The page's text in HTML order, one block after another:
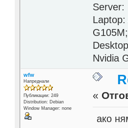
Server:
Nvidia
wfw
Напреднали
Публикации: 249
Distribution: Debian
Window Manager: none
«
ако